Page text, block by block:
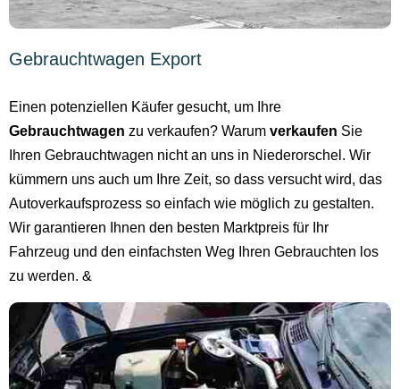
Gebrauchtwagen Export
Einen potenziellen Käufer gesucht, um Ihre
Gebrauchtwagen zu verkaufen? Warum verkaufen Sie
Ihren Gebrauchtwagen nicht an uns in Niederorschel. Wir
kümmern uns auch um Ihre Zeit, so dass versucht wird, das
Autoverkaufsprozess so einfach wie möglich zu gestalten.
Wir garantieren Ihnen den besten Marktpreis für Ihr
Fahrzeug und den einfachsten Weg Ihren Gebrauchten los
zu werden. &